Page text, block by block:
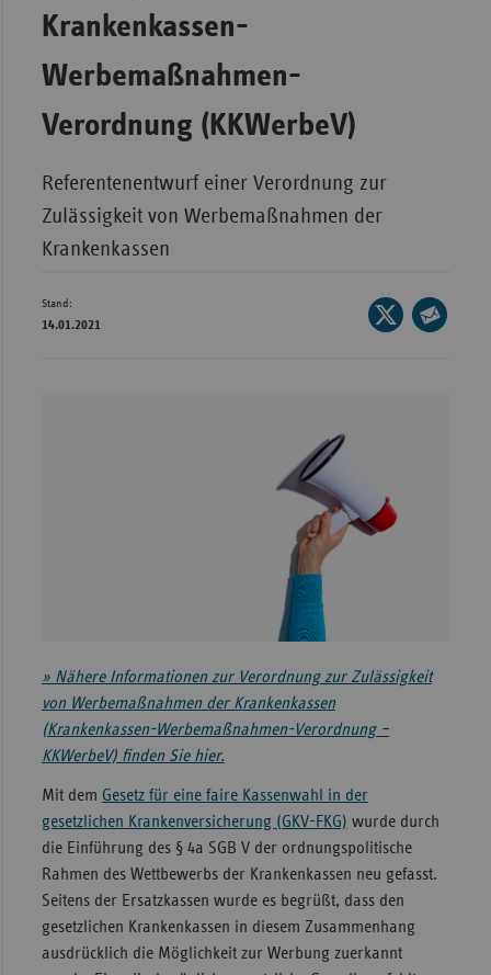
Krankenkassen-
Werbemaßnahmen-
Verordnung (KKWerbeV)
Referentenentwurf einer Verordnung zur
Zulässigkeit von Werbemaßnahmen der
Krankenkassen
Stand:
14.01.2021
Seite
auf
» Nähere Informationen zur Verordnung zur Zulässigkeit
von Werbemaßnahmen der Krankenkassen
(Krankenkassen-Werbemaßnahmen-Verordnung –
KKWerbeV) finden Sie hier.
Mit dem Gesetz für eine faire Kassenwahl in der
gesetzlichen Krankenversicherung (GKV-FKG) wurde durch
die Einführung des § 4a SGB V der ordnungspolitische
Rahmen des Wettbewerbs der Krankenkassen neu gefasst.
Seitens der Ersatzkassen wurde es begrüßt, dass den
gesetzlichen Krankenkassen in diesem Zusammenhang
ausdrücklich die Möglichkeit zur Werbung zuerkannt